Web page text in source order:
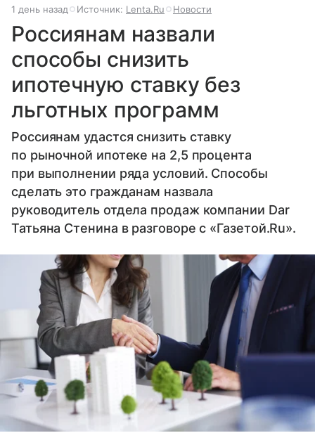
1 день назад Источник: Lenta.Ru Новости
Россиянам назвали
способы снизить
ипотечную ставку без
льготных программ
Россиянам удастся снизить ставку
по рыночной ипотеке на 2,5 процента
при выполнении ряда условий. Способы
сделать это гражданам назвала
руководитель отдела продаж компании Dar
Татьяна Стенина в разговоре с «Газетой.Ru».